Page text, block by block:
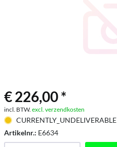
€ 226,00 *
incl. BTW. excl. verzendkosten
CURRENTLY_UNDELIVERABLE
Artikelnr.: E6634